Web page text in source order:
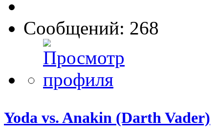
Сообщений: 268
Yoda vs. Anakin (Darth Vader)